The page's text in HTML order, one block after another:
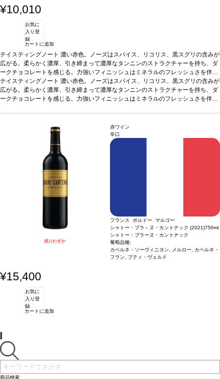
¥10,010
お気に
入り登
録
カートに追加
テイスティングノート 濃い赤色。ノーズはスパイス、リコリス、黒スグリの含みが
広がる。柔らかく濃厚、引き締まって濃厚なタンニンのストラクチャーを持ち、ダ
ークチョコレートを感じる。力強いフィニッシュはミネラルのフレッシュさを伴
う。合う料理赤身肉やお好みの食事、セミドライチーズなどと好相性。葡萄品種
80% メルロー、20% カベルネ・フラン*本ヴィンテージが在庫切れの場合、在庫が
あり価格が同様の場合は自動的に次のヴィンテージに変更されます、ご了承くださ
テイスティングノート 濃い赤色。ノーズはスパイス、リコリス、黒スグリの含みが
広がる。柔らかく濃厚、引き締まって濃厚なタンニンのストラクチャーを持ち、ダ
ークチョコレートを感じる。力強いフィニッシュはミネラルのフレッシュさを伴
あり価格が同様の場合は自動的に次のヴィンテージに変更されます、ご了承くださ
残りわずか
赤ワイン
辛口
フランス ボルドー マルゴー
シャトー・ブラ－ヌ・カントナック (2021)750ml
シャトー・ブラーヌ・カントナック
葡萄品種:
カベルネ・ソーヴィニヨン, メルロー, カベルネ・
フラン, プティ・ヴェルド
¥15,400
お気に
入り登
録
カートに追加
商品検索